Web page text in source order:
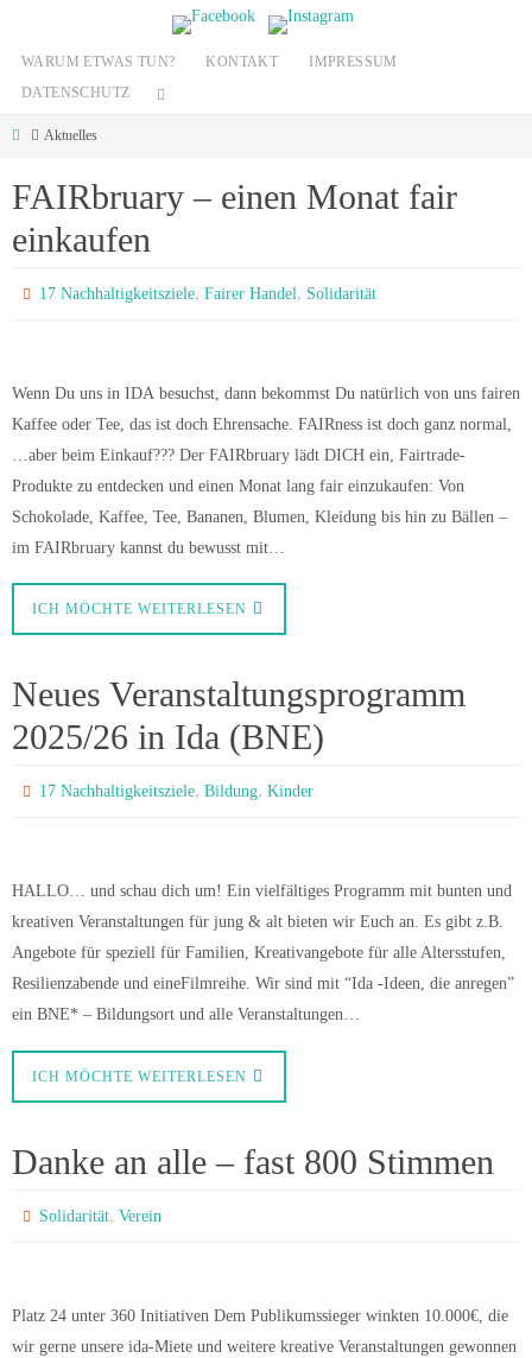
WARUM ETWAS TUN? KONTAKT
IMPRESSUM
DATENSCHUTZ
StartAktuelles
FAIRbruary – einen Monat fair
einkaufen
17 Nachhaltigkeitsziele,Fairer Handel, Solidarität
Wenn Du uns in IDA besuchst, dann bekommst Du natürlich von uns fairen
Kaffee oder Tee, das ist doch Ehrensache. FAIRness ist doch ganz normal,
…aber beim Einkauf??? Der FAIRbruary lädt DICH ein, Fairtrade-
Produkte zu entdecken und einen Monat lang fair einzukaufen: Von
Schokolade, Kaffee, Tee, Bananen, Blumen, Kleidung bis hin zu Bällen –
im FAIRbruary kannst du bewusst mit…
ICH MÖCHTE WEITERLESEN
Neues Veranstaltungsprogramm
2025/26 in Ida (BNE)
17 Nachhaltigkeitsziele,Bildung,Kinder
HALLO… und schau dich um! Ein vielfältiges Programm mit bunten und
kreativen Veranstaltungen für jung & alt bieten wir Euch an. Es gibt z.B.
Angebote für speziell für Familien, Kreativangebote für alle Altersstufen,
Resilienzabende und eineFilmreihe. Wir sind mit “Ida -Ideen, die anregen”
ein BNE* – Bildungsort und alle Veranstaltungen…
ICH MÖCHTE WEITERLESEN
Danke an alle – fast 800 Stimmen
Solidarität,Verein
Platz 24 unter 360 Initiativen Dem Publikumssieger winkten 10.000€, die
wir gerne unsere ida-Miete und weitere kreative Veranstaltungen gewonnen